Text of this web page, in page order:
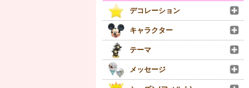
デコレーション
キャラクター
テーマ
メッセージ